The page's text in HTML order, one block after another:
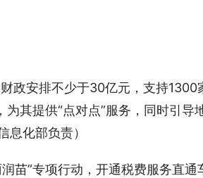
政安排不少于30亿元，支持
为其提供“点对点”服务，同时引导
息化部负责）
润苗”专项行动，开通税费服务直